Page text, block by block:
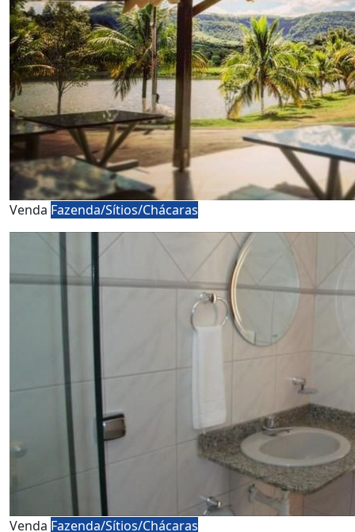
Venda Fazenda/Sítios/Chácaras
Venda Fazenda/Sítios/Chácaras